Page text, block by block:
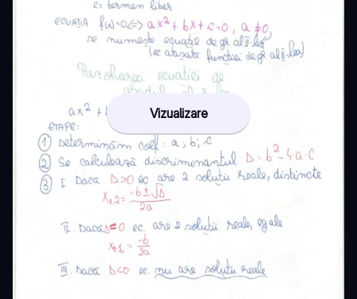
Vizualizare